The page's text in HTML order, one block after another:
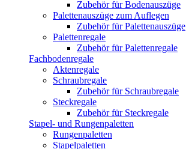
Zubehör für Bodenauszüge
Palettenauszüge zum Auflegen
Zubehör für Palettenauszüge
Palettenregale
Zubehör für Palettenregale
Fachbodenregale
Aktenregale
Schraubregale
Zubehör für Schraubregale
Steckregale
Zubehör für Steckregale
Stapel- und Rungenpaletten
Rungenpaletten
Stapelpaletten